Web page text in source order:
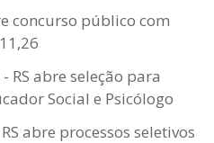
concurso público com
RS abre seleção para
Social e Psicólogo
abre processos seletivos